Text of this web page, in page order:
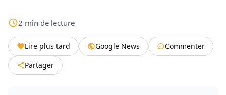
2 min de lecture
Lire plus tard Google News
Commenter
Partager